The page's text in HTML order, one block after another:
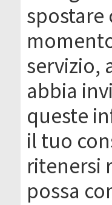
spostare
servizio,
abbia
queste
il tuo
ritenersi
possa